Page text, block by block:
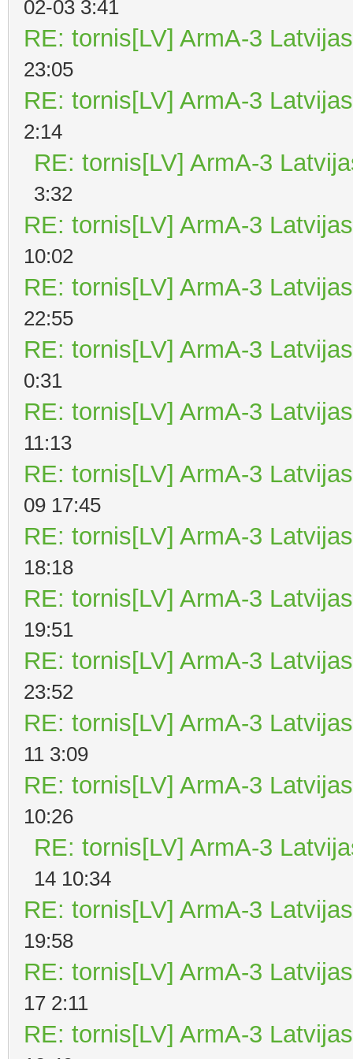
02-03 3:41
RE: tornis[LV] ArmA-3
23:05
RE: tornis[LV] ArmA-3
2:14
RE: tornis[LV] ArmA-3
3:32
RE: tornis[LV] ArmA-3
10:02
RE: tornis[LV] ArmA-3
22:55
RE: tornis[LV] ArmA-3
0:31
RE: tornis[LV] ArmA-3
11:13
RE: tornis[LV] ArmA-3
09 17:45
RE: tornis[LV] ArmA-3
18:18
RE: tornis[LV] ArmA-3
19:51
RE: tornis[LV] ArmA-3
23:52
RE: tornis[LV] ArmA-3
11 3:09
RE: tornis[LV] ArmA-3
10:26
RE: tornis[LV] ArmA-3
14 10:34
RE: tornis[LV] ArmA-3
19:58
RE: tornis[LV] ArmA-3
17 2:11
RE: tornis[LV] ArmA-3